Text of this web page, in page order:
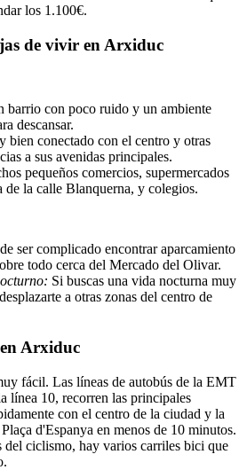
los 1.100€.
de vivir en Arxiduc
barrio con poco ruido y un ambiente
descansar.
bien conectado con el centro y otras
a sus avenidas principales.
pequeños comercios, supermercados
de la calle Blanquerna, y colegios.
ser complicado encontrar aparcamiento
todo cerca del Mercado del Olivar.
Si buscas una vida nocturna muy
a otras zonas del centro de
Arxiduc
fácil. Las líneas de autobús de la EMT
línea 10, recorren las principales
con el centro de la ciudad y la
d'Espanya en menos de 10 minutos.
del ciclismo, hay varios carriles bici que